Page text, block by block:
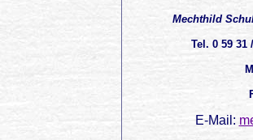
Mechthild
Tel. 0 59
E-Mail: